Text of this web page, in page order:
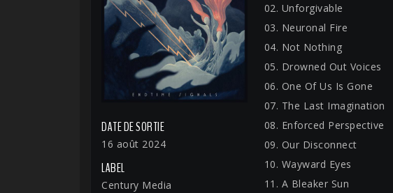
DATE DE SORTIE
16 août 2024
LABEL
Century Media
02. Unforgivable
03. Neuronal Fire
04. Not Nothing
05. Drowned Out Voices
06. One Of Us Is Gone
07. The Last Imagination
08. Enforced Perspective
09. Our Disconnect
10. Wayward Eyes
11. A Bleaker Sun